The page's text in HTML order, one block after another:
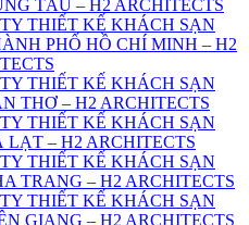
TÀU – H2 ARCHITECTS
THIẾT KẾ KHÁCH SẠN
PHỐ HỒ CHÍ MINH – H2
THIẾT KẾ KHÁCH SẠN
THƠ – H2 ARCHITECTS
THIẾT KẾ KHÁCH SẠN
– H2 ARCHITECTS
THIẾT KẾ KHÁCH SẠN
TRANG – H2 ARCHITECTS
THIẾT KẾ KHÁCH SẠN
GIANG – H2 ARCHITECTS